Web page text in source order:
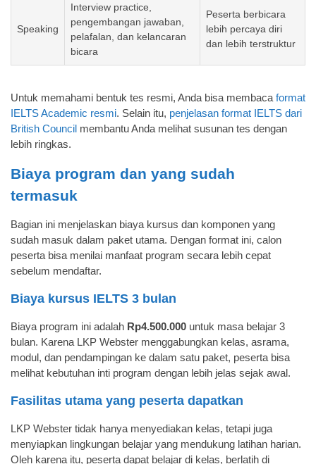
Speaking
Interview practice,
pengembangan jawaban,
pelafalan, dan kelancaran
bicara
Peserta berbicara
lebih percaya diri
dan lebih terstruktur
Untuk memahami bentuk tes resmi, Anda bisa membaca format
IELTS Academic resmi. Selain itu, penjelasan format IELTS dari
British Council membantu Anda melihat susunan tes dengan
lebih ringkas.
Biaya program dan yang sudah
termasuk
Bagian ini menjelaskan biaya kursus dan komponen yang
sudah masuk dalam paket utama. Dengan format ini, calon
peserta bisa menilai manfaat program secara lebih cepat
sebelum mendaftar.
Biaya kursus IELTS 3 bulan
Biaya program ini adalah Rp4.500.000 untuk masa belajar 3
bulan. Karena LKP Webster menggabungkan kelas, asrama,
modul, dan pendampingan ke dalam satu paket, peserta bisa
melihat kebutuhan inti program dengan lebih jelas sejak awal.
Fasilitas utama yang peserta dapatkan
LKP Webster tidak hanya menyediakan kelas, tetapi juga
menyiapkan lingkungan belajar yang mendukung latihan harian.
Oleh karena itu, peserta dapat belajar di kelas, berlatih di